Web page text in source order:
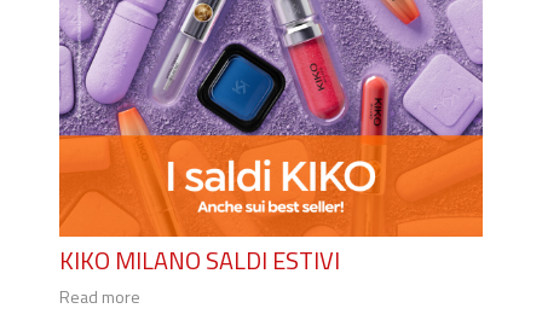
KIKO MILANO SALDI ESTIVI
Read more